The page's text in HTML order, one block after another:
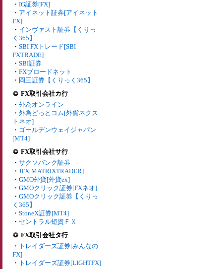
・ IG証券[FX]
・ アイネット証券[アイネット
FX]
・ インヴァスト証券【くりっ
く365】
・ SBI FXトレード[SBI
FXTRADE]
・ SBI証券
・ FXブロードネット
・ 岡三証券【くりっく365】
FX取引会社カ行
・ 外為オンライン
・ 外為どっとコム[外貨ネクス
トネオ]
・ ゴールデンウェイジャパン
[MT4]
FX取引会社サ行
・ サクソバンク証券
・ JFX[MATRIXTRADER]
・ GMO外貨[外貨ex]
・ GMOクリック証券[FXネオ]
・ GMOクリック証券【くりっ
く365】
・ StoneX証券[MT4]
・ セントラル短資ＦＸ
FX取引会社タ行
・ トレイダーズ証券[みんなの
FX]
・ トレイダーズ証券[LIGHTFX]